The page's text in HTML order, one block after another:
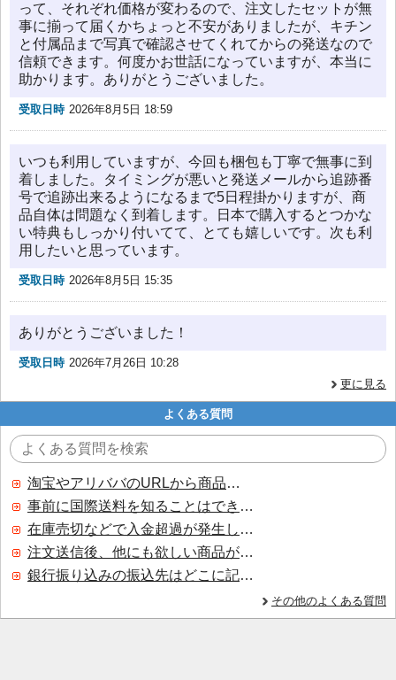
って、それぞれ価格が変わるので、注文したセットが無
事に揃って届くかちょっと不安がありましたが、キチン
と付属品まで写真で確認させてくれてからの発送なので
信頼できます。何度かお世話になっていますが、本当に
助かります。ありがとうございました。
受取日時 2026年8月5日 18:59
いつも利用していますが、今回も梱包も丁寧で無事に到
着しました。タイミングが悪いと発送メールから追跡番
号で追跡出来るようになるまで5日程掛かりますが、商
品自体は問題なく到着します。日本で購入するとつかな
い特典もしっかり付いてて、とても嬉しいです。次も利
用したいと思っています。
受取日時 2026年8月5日 15:35
ありがとうございました！
受取日時 2026年7月26日 10:28
更に見る
よくある質問
淘宝やアリババのURLから商品を探すことはできますか？
事前に国際送料を知ることはできますか？
在庫売切などで入金超過が発生した場合はいつ返金されますか？
注文送信後、他にも欲しい商品が見つかった場合、追加注文できますか？
銀行振り込みの振込先はどこに記載されていますか？
その他のよくある質問